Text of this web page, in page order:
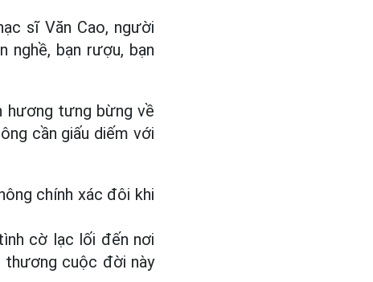
sĩ Văn Cao, người
bạn rượu, bạn
hương tưng bừng về
cần giấu diếm với
chính xác đôi khi
cờ lạc lối đến nơi
thương cuộc đời này